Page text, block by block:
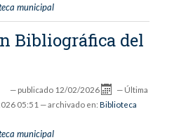
municipal
Bibliográfica del
— publicado 12/02/2026 — Última
05:51 — archivado en: Biblioteca
municipal